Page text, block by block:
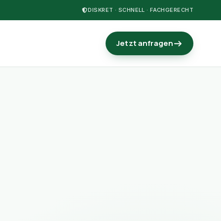
DISKRET · SCHNELL · FACHGERECHT
Jetzt anfragen